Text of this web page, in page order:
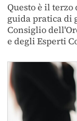
Questo è il
guida pratica di
Consiglio
e degli Esperti